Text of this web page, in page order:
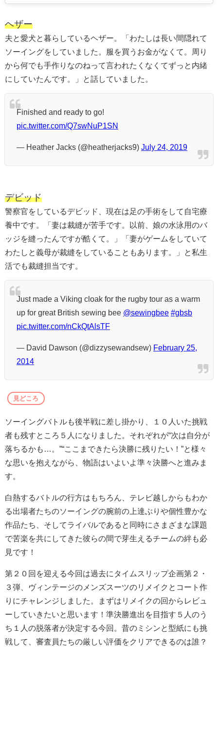
ヘザー
夫と愛犬と暮らしているヘザー。「わたしは長い間隠れて
ソーイングをしていました。服を買うお金がなくて。周り
から何でも手作りなのねって言われたくなくてずっと内緒
にしていたんです。」と話していました。
Finished and ready to go!
pic.twitter.com/Q7swNuP1SN
— Heather Jacks (@heatherjacks9) July 24, 2019
デビッド
警察官をしているデビッド、現在は足の手術をして自宅療
養中です。「妻は裁縫が苦手です。以前、娘の水泳用のバ
ッジを縫ったんですが酷くて。」「妻がゲームをしていて
わたしと義母が裁縫をしていることもあります。」と私生
活でも裁縫担当です。
Just made a Viking cloak for the rugby tour as a warm
up for great British sewing bee @sewingbee #gbsb
pic.twitter.com/nCkQtAlsTF
— David Dawson (@dizzysewandsew) February 25,
2014
見どころ
ソーイングバトルも後半戦に差し掛かり、１０人いた挑戦
者も残すところ５人になりました。それぞれが“次は自分が
落ちるかも…。”“ここまできたら決勝に残りたい！”と様々
な思いを抱えながら、物語はいよいよ準々決勝へと進みま
す。
白熱するバトルの行方はもちろん、テレビ越しからもわか
る出場者たちのソーイングの腕前の上達ぶりや個性豊かな
作品たち、そしてライバルであると同時にさまざまな課題
で苦楽を共にしてきた彼らの間で芽生えるチームの絆も必
見です！
第２０回を迎える今回は過去にタイムスリップ企画第２・
３弾、ヴィンテージのメンズスーツのリメイクとコート作
りにチャレンジしました。まずはリメイクの回からレビュ
ーしていきたいと思います！準決勝進出を目指す５人のう
ち１人の脱落者が決定する今回。昔のミシンと型紙にも挑
戦して、審査員たちの厳しい評価をクリアできるのは誰？